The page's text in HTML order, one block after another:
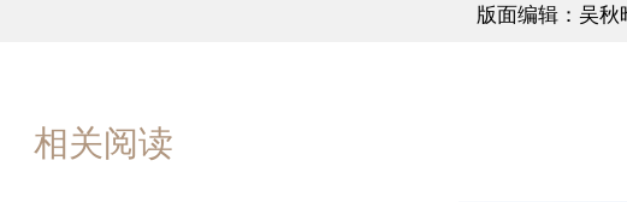
版面编辑：吴秋
相关阅读